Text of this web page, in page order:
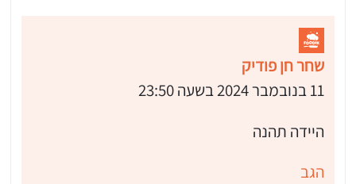
שחר חן פודיק
11 בנובמבר 2024 בשעה 23:50
היידה תהנה
הגב